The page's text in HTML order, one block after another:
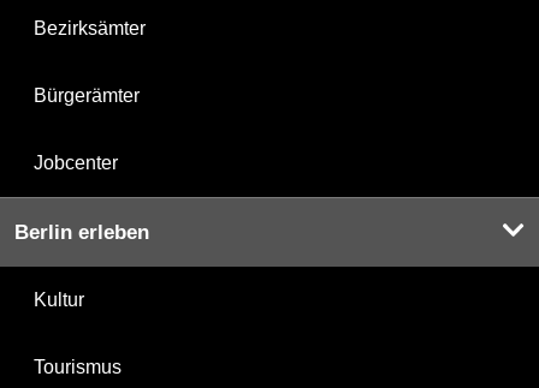
Bezirksämter
Bürgerämter
Jobcenter
Berlin erleben
Kultur
Tourismus